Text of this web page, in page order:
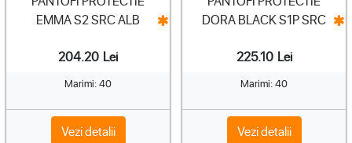
EMMA S2 SRC ALB
204.20 Lei
Marimi: 40
Vezi detalii
DORA BLACK S1P SRC
225.10 Lei
Marimi: 40
Vezi detalii